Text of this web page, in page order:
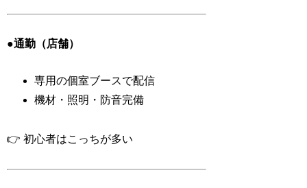
●通勤（店舗）
専用の個室ブースで配信
機材・照明・防音完備
👉 初心者はこっちが多い